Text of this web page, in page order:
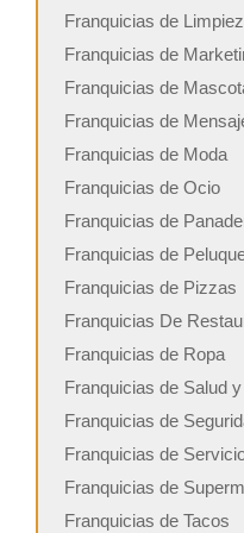
Franquicias de
Franquicias de
Franquicias de
Franquicias de
Franquicias de Moda
Franquicias de Ocio
Franquicias de
Franquicias de
Franquicias de Pizzas
Franquicias De
Franquicias de Ropa
Franquicias de Salud
Franquicias de
Franquicias de
Franquicias de
Franquicias de Tacos